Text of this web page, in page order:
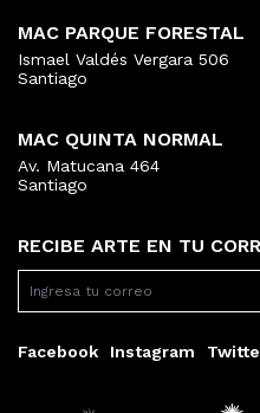
RECIBE ARTE EN TU
Facebook Instagram
MAC PARQUE FORESTAL
Ismael Valdés Vergara 506
Santiago
MAC QUINTA NORMAL
Av. Matucana 464
Santiago